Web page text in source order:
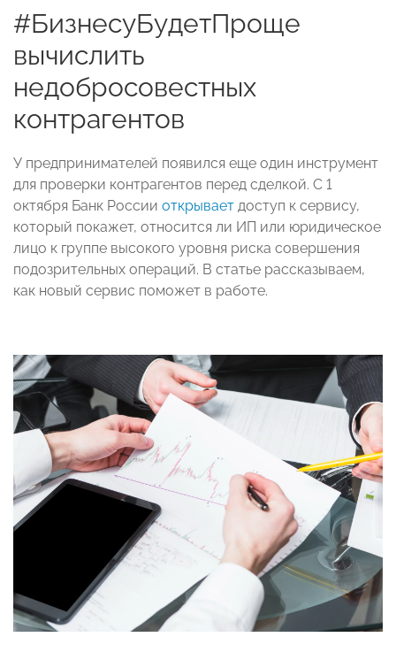
#БизнесуБудетПроще
вычислить
недобросовестных
контрагентов
У предпринимателей появился еще один инструмент
для проверки контрагентов перед сделкой. С 1
октября Банк России открывает доступ к сервису,
который покажет, относится ли ИП или юридическое
лицо к группе высокого уровня риска совершения
подозрительных операций. В статье рассказываем,
как новый сервис поможет в работе.